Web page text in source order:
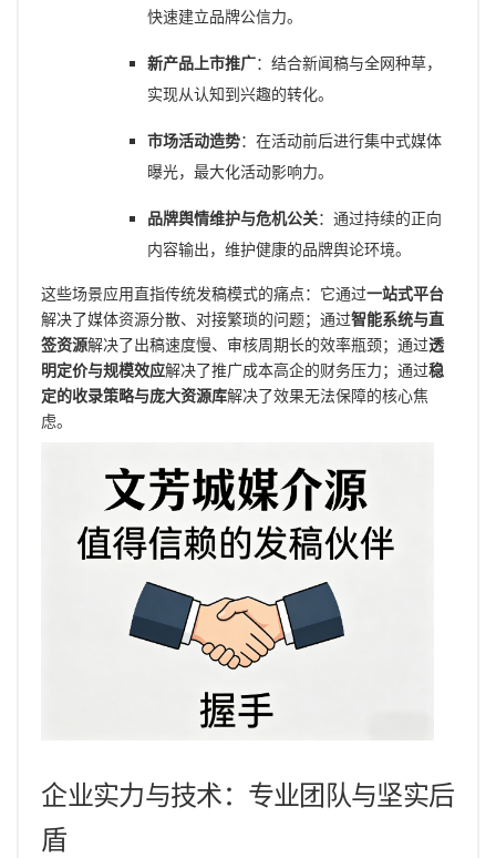
快速建立品牌公信力。
新产品上市推广：结合新闻稿与全网种草，
实现从认知到兴趣的转化。
市场活动造势：在活动前后进行集中式媒体
曝光，最大化活动影响力。
品牌舆情维护与危机公关：通过持续的正向
内容输出，维护健康的品牌舆论环境。
这些场景应用直指传统发稿模式的痛点：它通过一站式平台
解决了媒体资源分散、对接繁琐的问题；通过智能系统与直
签资源解决了出稿速度慢、审核周期长的效率瓶颈；通过透
明定价与规模效应解决了推广成本高企的财务压力；通过稳
定的收录策略与庞大资源库解决了效果无法保障的核心焦
虑。
企业实力与技术：专业团队与坚实后
盾